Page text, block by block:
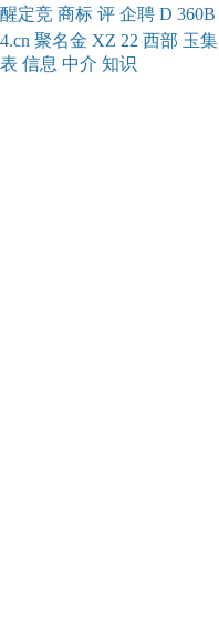
醒定竞 商标 评 企聘 D 360B
4.cn 聚名金 XZ 22 西部 玉集
表 信息 中介 知识